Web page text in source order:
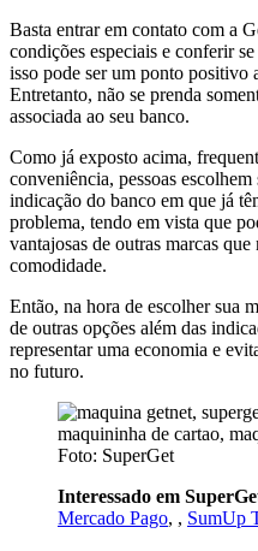
Basta entrar em contato com a
condições especiais e conferir
isso pode ser um ponto positivo
Entretanto, não se prenda
associada ao seu banco.
Como já exposto acima,
conveniência, pessoas
indicação do banco em que já
problema, tendo em vista que
vantajosas de outras marcas
comodidade.
Então, na hora de escolher sua
de outras opções além das
representar uma economia e
no futuro.
Foto: SuperGet
Interessado em
Mercado Pago, , SumUp